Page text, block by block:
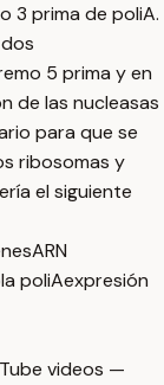
3 prima de poliA.
5 prima y en
de las nucleasas
para que se
ribosomas y
el siguiente
ARN
poliAexpresión
videos —